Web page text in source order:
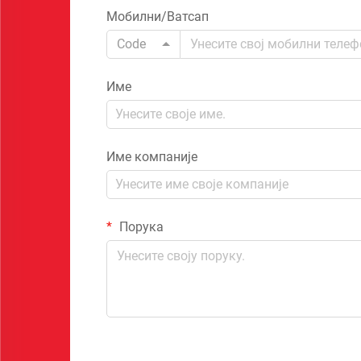
Мобилни/Ватсап
Code
Име
Име компаније
Порука